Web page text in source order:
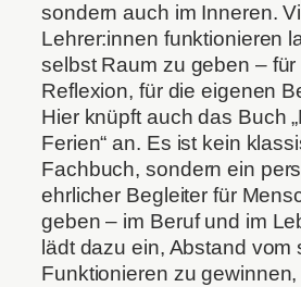
sondern auch im Inneren.
Lehrer:innen funktionieren
selbst Raum zu geben –
Reflexion, für die eigenen
Hier knüpft auch das Buch
Ferien“ an. Es ist kein
Fachbuch, sondern ein
ehrlicher Begleiter für
geben – im Beruf und im
lädt dazu ein, Abstand vom
Funktionieren zu